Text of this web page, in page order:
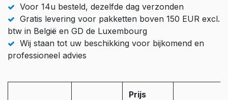
Voor 14u besteld, dezelfde dag verzonden
Gratis levering voor pakketten boven 150 EUR excl.
btw in België en GD de Luxembourg
Wij staan tot uw beschikking voor bijkomend en
professioneel advies
Prijs